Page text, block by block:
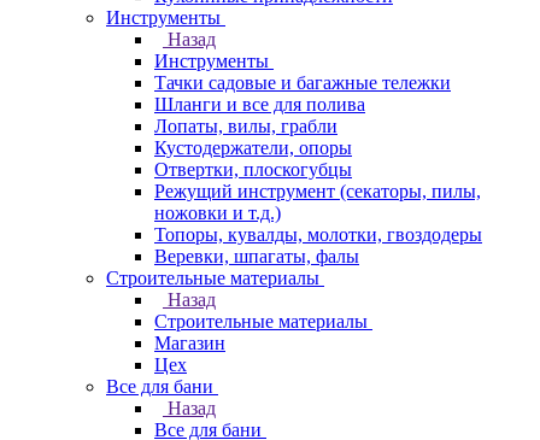
Инструменты
Назад
Инструменты
Тачки садовые и багажные тележки
Шланги и все для полива
Лопаты, вилы, грабли
Кустодержатели, опоры
Отвертки, плоскогубцы
Режущий инструмент (секаторы, пилы,
ножовки и т.д.)
Топоры, кувалды, молотки, гвоздодеры
Веревки, шпагаты, фалы
Строительные материалы
Назад
Строительные материалы
Магазин
Цех
Все для бани
Назад
Все для бани